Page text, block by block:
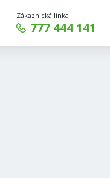
Zákaznická linka:
777 444 141